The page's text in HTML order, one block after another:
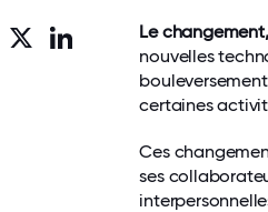
Facebook Le
nouvelles
certaines
Ces
ses